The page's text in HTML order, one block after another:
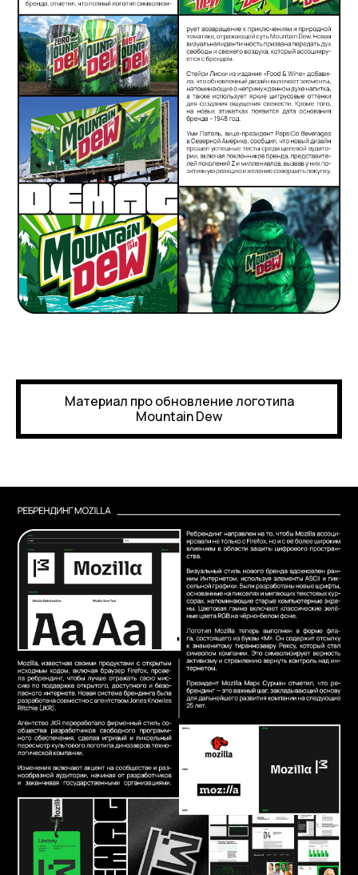
Материал про обновление логотипа
Mountain Dew